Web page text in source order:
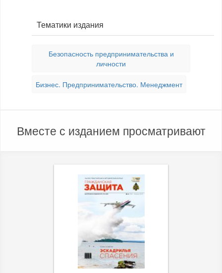
Тематики издания
Безопасность предпринимательства и
личности
Бизнес. Предпринимательство. Менеджмент
Вместе с изданием просматривают